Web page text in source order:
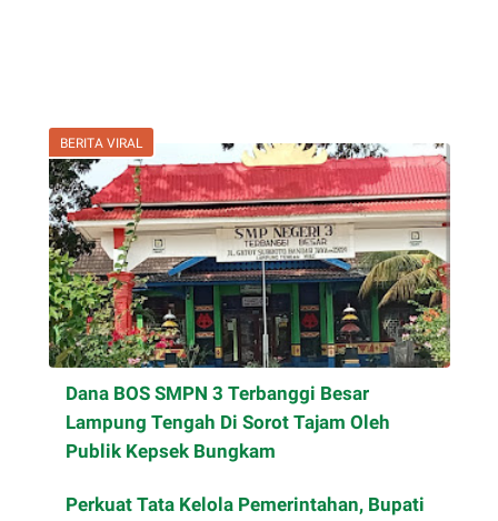
BERITA VIRAL
Dana BOS SMPN 3 Terbanggi Besar
Lampung Tengah Di Sorot Tajam Oleh
Publik Kepsek Bungkam
Perkuat Tata Kelola Pemerintahan, Bupati